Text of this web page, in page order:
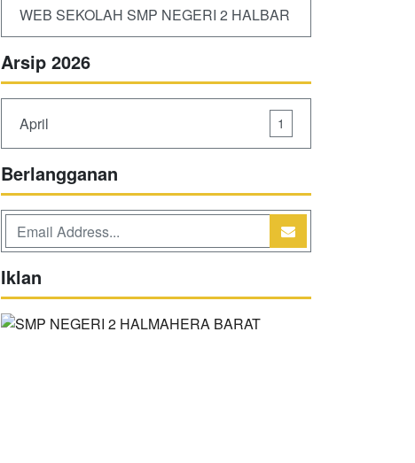
WEB SEKOLAH SMP NEGERI 2 HALBAR
Arsip 2026
April 1
Berlangganan
Iklan